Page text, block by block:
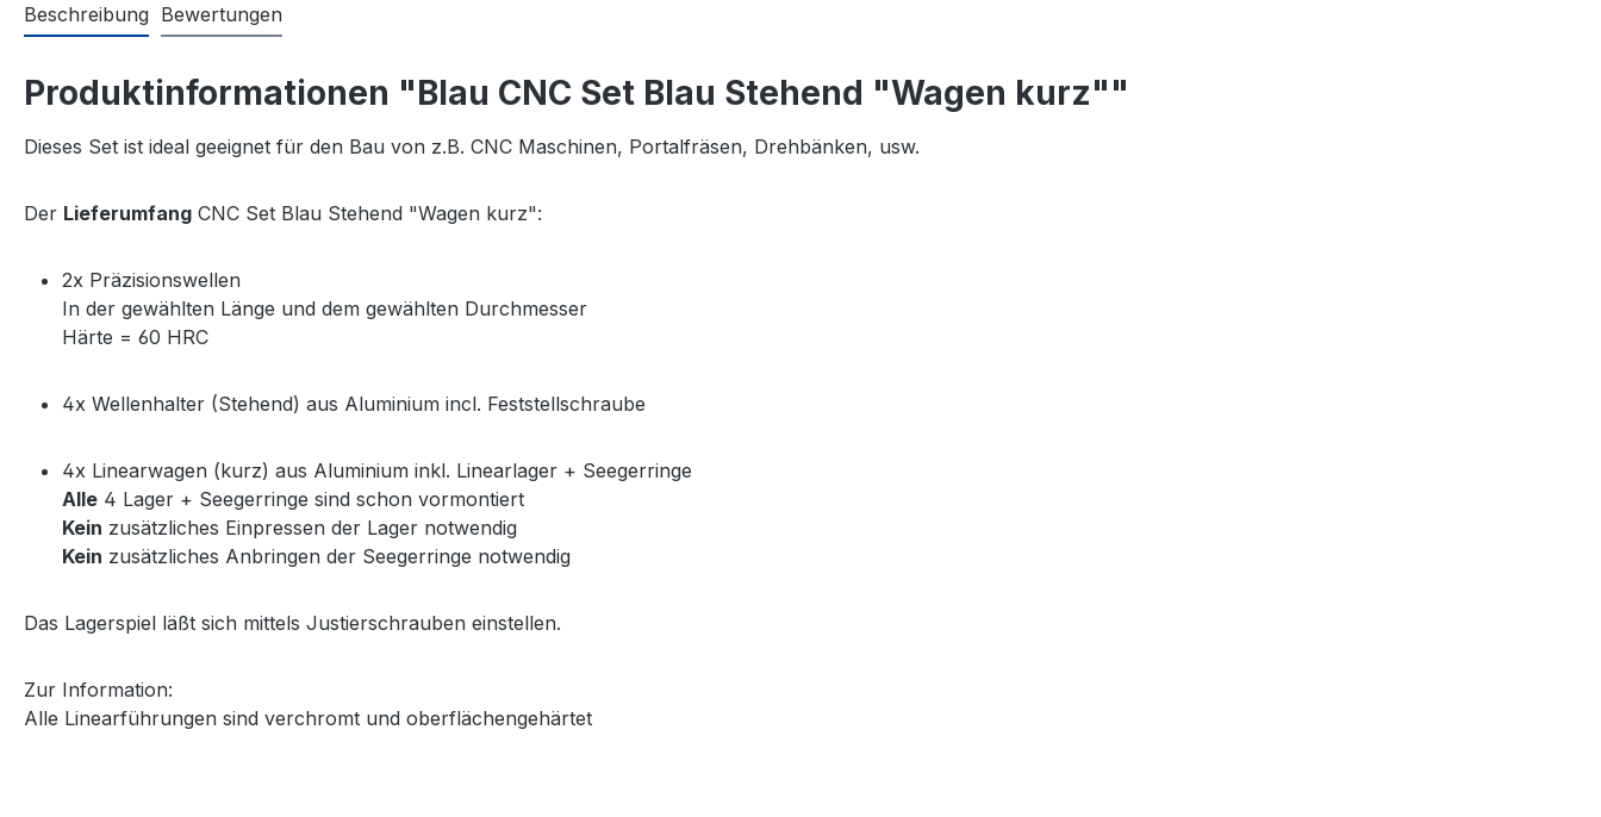
Beschreibung Bewertungen
Produktinformationen "Blau CNC Set Blau Stehend "Wagen kurz""
Dieses Set ist ideal geeignet für den Bau von z.B. CNC Maschinen, Portalfräsen, Drehbänken, usw.
Der Lieferumfang CNC Set Blau Stehend "Wagen kurz":
2x Präzisionswellen
In der gewählten Länge und dem gewählten Durchmesser
Härte = 60 HRC
4x Wellenhalter (Stehend) aus Aluminium incl. Feststellschraube
4x Linearwagen (kurz) aus Aluminium inkl. Linearlager + Seegerringe
Alle 4 Lager + Seegerringe sind schon vormontiert
Kein zusätzliches Einpressen der Lager notwendig
Kein zusätzliches Anbringen der Seegerringe notwendig
Das Lagerspiel läßt sich mittels Justierschrauben einstellen.
Zur Information:
Alle Linearführungen sind verchromt und oberflächengehärtet